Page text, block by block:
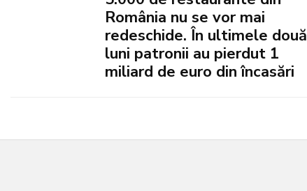
România nu se vor mai
redeschide. În ultimele două
luni patronii au pierdut 1
miliard de euro din încasări